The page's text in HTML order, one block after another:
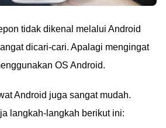
tidak dikenal melalui Android
dicari-cari. Apalagi mengingat
OS Android.
Android juga sangat mudah.
langkah-langkah berikut ini: